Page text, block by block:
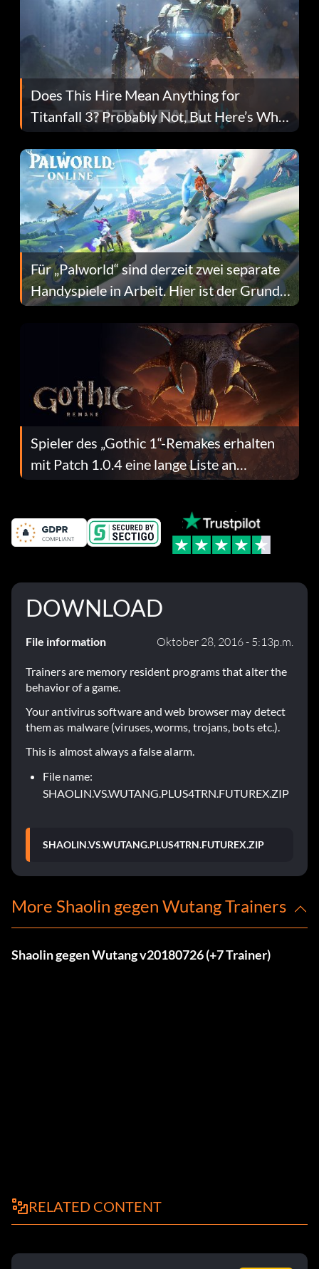
Does This Hire Mean Anything for
Titanfall 3? Probably Not, But Here’s Why
Fans Are Hopeful
Für „Palworld“ sind derzeit zwei separate
Handyspiele in Arbeit. Hier ist der Grund
dafür.
Spieler des „Gothic 1“-Remakes erhalten
mit Patch 1.0.4 eine lange Liste an
Fehlerbehebungen
DOWNLOAD
File information Oktober 28, 2016 - 5:13p.m.
Trainers are memory resident programs that alter the
behavior of a game.
Your antivirus software and web browser may detect
them as malware (viruses, worms, trojans, bots etc.).
This is almost always a false alarm.
File name:
SHAOLIN.VS.WUTANG.PLUS4TRN.FUTUREX.ZIP
SHAOLIN.VS.WUTANG.PLUS4TRN.FUTUREX.ZIP
More Shaolin gegen Wutang Trainers
Shaolin gegen Wutang v20180726 (+7 Trainer)
RELATED CONTENT